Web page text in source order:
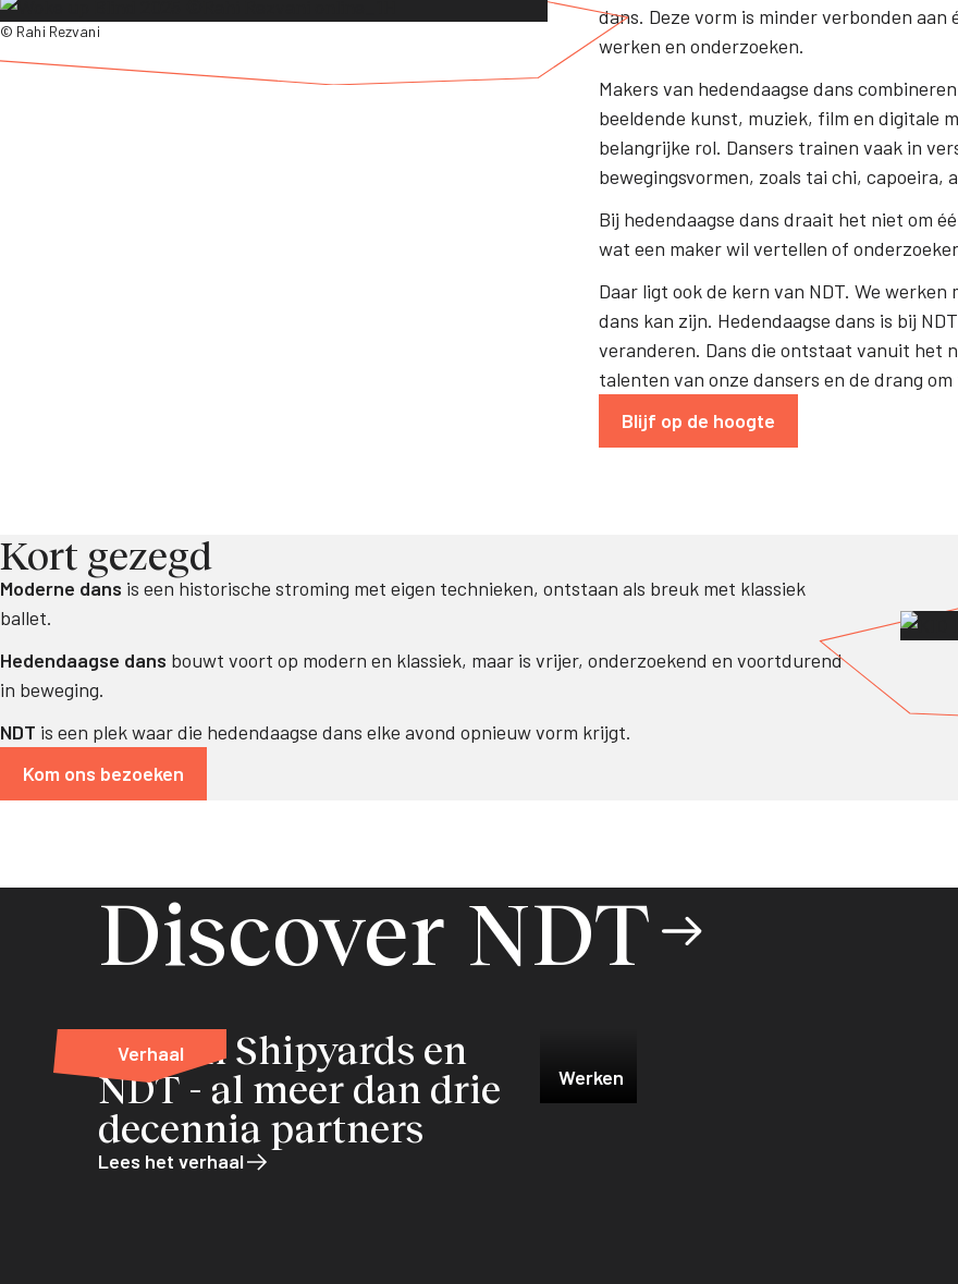
© Rahi Rezvani
dans. Deze vorm is minder verbonden
werken en onderzoeken.
Makers van hedendaagse dans
beeldende kunst, muziek, film en digitale
belangrijke rol. Dansers trainen vaak in
bewegingsvormen, zoals tai chi,
Bij hedendaagse dans draait het niet om
wat een maker wil vertellen of
Daar ligt ook de kern van NDT. We
dans kan zijn. Hedendaagse dans is bij
veranderen. Dans die ontstaat vanuit het
talenten van onze dansers en de drang
Blijf op de hoogte
Kort gezegd
Moderne dans is een historische stroming met eigen technieken, ontstaan als breuk met klassiek
ballet.
Hedendaagse dans bouwt voort op modern en klassiek, maar is vrijer, onderzoekend en voortdurend
in beweging.
NDT is een plek waar die hedendaagse dans elke avond opnieuw vorm krijgt.
Kom ons bezoeken
Discover NDT
Verhaal
Damen Shipyards en
NDT - al meer dan drie
decennia partners
Lees het verhaal
Werken